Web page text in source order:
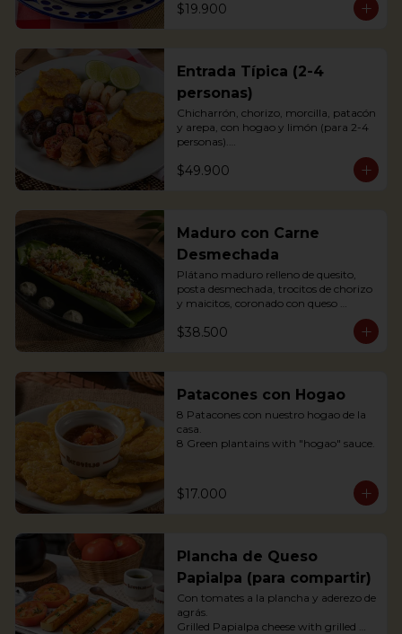
$19.900
Entrada Típica (2-4
personas)
Chicharrón, chorizo, morcilla, patacón
y arepa, con hogao y limón (para 2-4
personas).
*Arepa de mote: no hay disponibilidad
Portions of pork crackling, sausage,
$49.900
Maduro con Carne
Desmechada
Plátano maduro relleno de quesito,
posta desmechada, trocitos de chorizo
y maicitos, coronado con queso
Sweet plantain filled with cheese,
$38.500
Patacones con Hogao
8 Patacones con nuestro hogao de la
casa.
8 Green plantains with "hogao" sauce.
$17.000
Plancha de Queso
Papialpa (para compartir)
Con tomates a la plancha y aderezo de
agrás.
Grilled Papialpa cheese with grilled